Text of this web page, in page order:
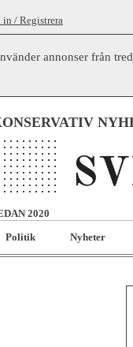
in / Registrera
annonser från
2020
Politik
Nyheter